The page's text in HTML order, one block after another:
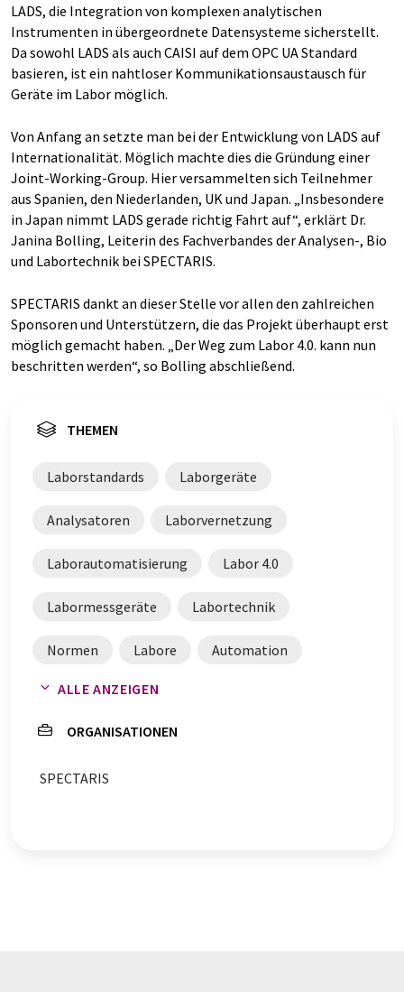
LADS, die Integration von komplexen analytischen
Instrumenten in übergeordnete Datensysteme sicherstellt.
Da sowohl LADS als auch CAISI auf dem OPC UA Standard
basieren, ist ein nahtloser Kommunikationsaustausch für
Geräte im Labor möglich.
Von Anfang an setzte man bei der Entwicklung von LADS auf
Internationalität. Möglich machte dies die Gründung einer
Joint-Working-Group. Hier versammelten sich Teilnehmer
aus Spanien, den Niederlanden, UK und Japan. „Insbesondere
in Japan nimmt LADS gerade richtig Fahrt auf“, erklärt Dr.
Janina Bolling, Leiterin des Fachverbandes der Analysen-, Bio
und Labortechnik bei SPECTARIS.
SPECTARIS dankt an dieser Stelle vor allen den zahlreichen
Sponsoren und Unterstützern, die das Projekt überhaupt erst
möglich gemacht haben. „Der Weg zum Labor 4.0. kann nun
beschritten werden“, so Bolling abschließend.
THEMEN
Laborstandards Laborgeräte
Analysatoren Laborvernetzung
Laborautomatisierung Labor 4.0
Labormessgeräte Labortechnik
Normen Labore Automation
Laboreinrichtung
ALLE ANZEIGEN
ORGANISATIONEN
SPECTARIS